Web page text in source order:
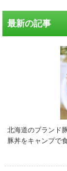
最新の記事
北海道のブランド
豚丼をキャンプで